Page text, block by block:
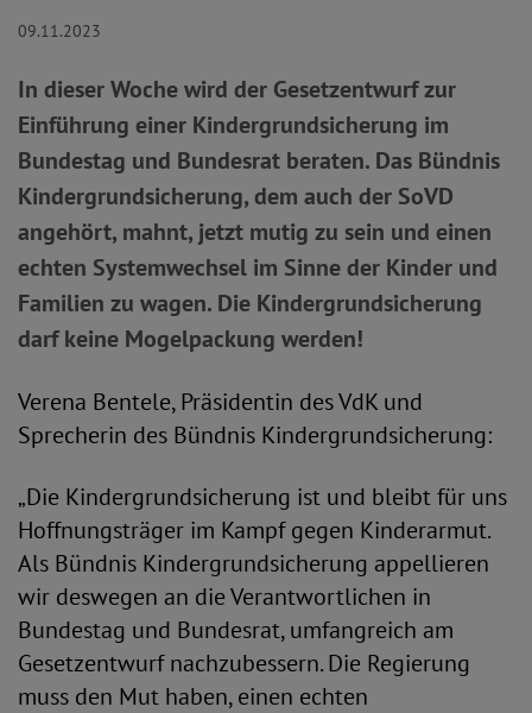
09.11.2023
In dieser Woche wird der Gesetzentwurf zur
Einführung einer Kindergrundsicherung im
Bundestag und Bundesrat beraten. Das Bündnis
Kindergrundsicherung, dem auch der SoVD
angehört, mahnt, jetzt mutig zu sein und einen
echten Systemwechsel im Sinne der Kinder und
Familien zu wagen. Die Kindergrundsicherung
darf keine Mogelpackung werden!
Verena Bentele, Präsidentin des VdK und
Sprecherin des Bündnis Kindergrundsicherung:
„Die Kindergrundsicherung ist und bleibt für uns
Hoffnungsträger im Kampf gegen Kinderarmut.
Als Bündnis Kindergrundsicherung appellieren
wir deswegen an die Verantwortlichen in
Bundestag und Bundesrat, umfangreich am
Gesetzentwurf nachzubessern. Die Regierung
muss den Mut haben, einen echten